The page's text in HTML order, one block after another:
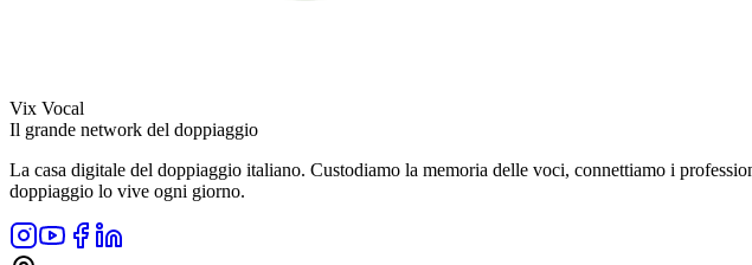
Vix Vocal
Il grande network del doppiaggio
La casa digitale del doppiaggio italiano. Custodiamo la memoria delle voci, connettiamo i
doppiaggio lo vive ogni giorno.